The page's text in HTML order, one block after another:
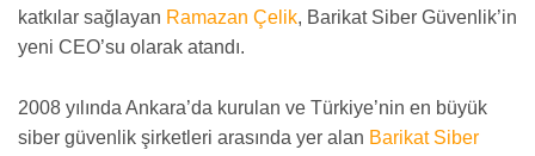
katkılar sağlayan Ramazan Çelik, Barikat Siber Güvenlik’in
yeni CEO’su olarak atandı.
2008 yılında Ankara’da kurulan ve Türkiye’nin en büyük
siber güvenlik şirketleri arasında yer alan Barikat Siber